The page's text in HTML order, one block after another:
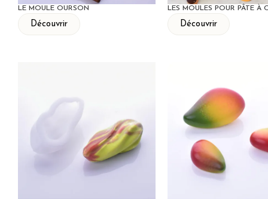
LE MOULE OURSON
Découvrir
LES MOULES POUR PÂTE À
Découvrir